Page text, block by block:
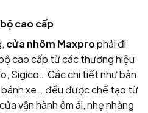
cao cấp
cửa nhôm Maxprophải đi
cao cấp từ các thương hiệu
Sigico… Các chi tiết như bản
bánh xe… đều được chế tạo từ
vận hành êm ái, nhẹ nhàng